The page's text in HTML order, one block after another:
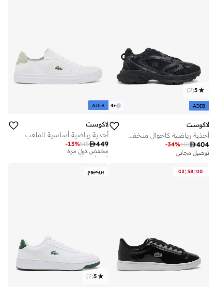
+
4
5
(
2
)
ADIB
لاكوست
أحذية رياضية كاجوال منخفضة
404
610
-34%
توصيل مجاني
ADIB
لاكوست
أحذية رياضية أساسية للملعب
449
515
-13%
مخفض لأول مرة
توصيل مجاني
03:58:00 بريميوم
5
(
2
)